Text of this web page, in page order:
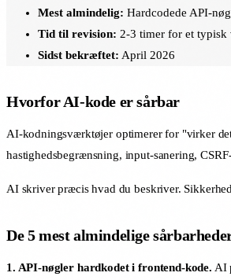
Mest almindelig: Hardcodede API-
Tid til revision: 2-3 timer for et
Sidst bekræftet: April 2026
Hvorfor AI-kode er sårbar
AI-kodningsværktøjer optimerer for "virker
hastighedsbegrænsning, input-sanering,
AI skriver præcis hvad du beskriver.
De 5 mest almindelige
1. API-nøgler hardkodet i frontend-kode. AI